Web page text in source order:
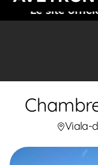
Le site
Viala-